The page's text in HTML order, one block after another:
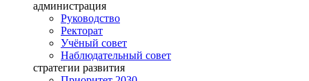
администрация
Руководство
Ректорат
Учёный совет
Наблюдательный совет
стратегии развития